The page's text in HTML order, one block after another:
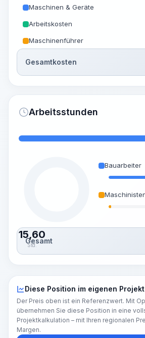
Maschinen & Geräte
Arbeitskosten
Maschinenführer
Gesamtkosten
Arbeitsstunden
15,60
Std.
Bauarbeiter
Gesamt
Diese Position im eigenen
Der Preis oben ist ein Referenzwert. Mit
übernehmen Sie diese Position in eine
Projektkalkulation – mit Ihren regionalen
Margen.